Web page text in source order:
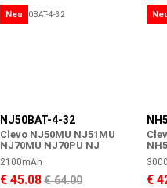
Neu
NJ50BAT-4-32
Clevo NJ50MU NJ51MU
NJ70MU NJ70PU NJ
2100mAh
€ 45.08€ 64.00 €